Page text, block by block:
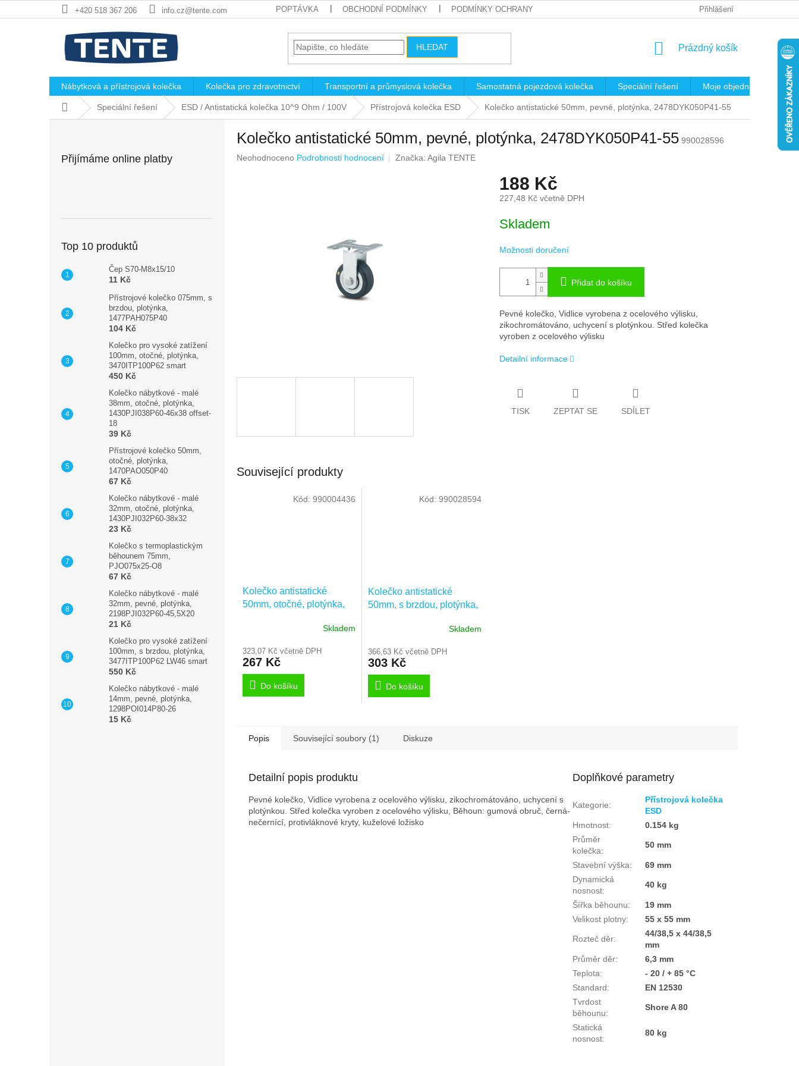
na
+420 518 367 206 info.cz@tente.com POPTÁVKA OBCHODNÍ PODMÍNKY PODMÍNKY OCHRANY OSOBNÍCH ÚDAJŮ KRITÉRIA PRO
Přihlášení
HLEDAT
NÁKUPNÍ
Prázdný košík
Nábytková a přístrojová kolečka Kolečka pro zdravotnictví Transportní a průmyslová kolečka Samostatná pojezdová kolečka Speciální řešení Moje objednávka
Domů Speciální řešení ESD / Antistatická kolečka 10^9 Ohm / 100V Přístrojová kolečka ESD Kolečko antistatické 50mm, pevné, plotýnka, 2478DYK050P41-55
Přijímáme online platby
Top 10 produktů
Čep S70-M8x15/10
11 Kč
Přístrojové kolečko 075mm, s
brzdou, plotýnka,
1477PAH075P40
104 Kč
Kolečko pro vysoké zatížení
100mm, otočné, plotýnka,
3470ITP100P62 smart
450 Kč
Kolečko nábytkové - malé
38mm, otočné, plotýnka,
1430PJI038P60-46x38 offset-
18
39 Kč
Přístrojové kolečko 50mm,
otočné, plotýnka,
1470PAO050P40
67 Kč
Kolečko nábytkové - malé
32mm, otočné, plotýnka,
1430PJI032P60-38x32
23 Kč
Kolečko s termoplastickým
běhounem 75mm,
PJO075x25-O8
67 Kč
Kolečko nábytkové - malé
32mm, pevné, plotýnka,
2198PJI032P60-45,5X20
21 Kč
Kolečko pro vysoké zatížení
100mm, s brzdou, plotýnka,
3477ITP100P62 LW46 smart
550 Kč
Kolečko nábytkové - malé
14mm, pevné, plotýnka,
1298POI014P80-26
15 Kč
Kolečko antistatické 50mm, pevné, plotýnka, 2478DYK050P41-55 990028596
Průměrné
Neohodnoceno Podrobnosti hodnocení Značka: Agila TENTE
188 Kč
227,48 Kč včetně DPH
cena:
Skladem
Možnosti doručení
Přidat do košíku
Pevné kolečko, Vidlice vyrobena z ocelového výlisku,
zikochromátováno, uchycení s plotýnkou. Střed kolečka
vyroben z ocelového výlisku
Detailní informace
TISK ZEPTAT SE SDÍLET
Související produkty
Kolečko antistatické
50mm, otočné, plotýnka,
Skladem
323,07 Kč včetně DPH
267 Kč
Do košíku
Kód: 990004436
Kolečko antistatické
50mm, s brzdou, plotýnka,
Skladem
366,63 Kč včetně DPH
303 Kč
Do košíku
Kód: 990028594
Popis Související soubory (1) Diskuze
Detailní popis produktu
Pevné kolečko, Vidlice vyrobena z ocelového výlisku, zikochromátováno, uchycení s
plotýnkou. Střed kolečka vyroben z ocelového výlisku, Běhoun: gumová obruč, černá-
nečernící, protivláknové kryty, kuželové ložisko
Doplňkové parametry
Kategorie:
Přístrojová kolečka
ESD
Hmotnost:
0.154 kg
Průměr
kolečka:
50 mm
Stavební výška:
69 mm
Dynamická
nosnost:
40 kg
Šířka běhounu:
19 mm
Velikost plotny: 55 x 55 mm
Rozteč děr:
44/38,5 x 44/38,5
mm
Průměr děr:
6,3 mm
Teplota:
- 20 / + 85 °C
Standard:
EN 12530
Tvrdost
běhounu:
Shore A 80
Statická
nosnost:
80 kg